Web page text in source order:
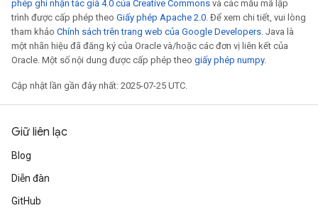
phép ghi nhận tác giả 4.0 của Creative Commons và các mẫu mã lập
trình được cấp phép theo Giấy phép Apache 2.0. Để xem chi tiết, vui lòng
tham khảo Chính sách trên trang web của Google Developers. Java là
một nhãn hiệu đã đăng ký của Oracle và/hoặc các đơn vị liên kết của
Oracle. Một số nội dung được cấp phép theo giấy phép numpy.
Cập nhật lần gần đây nhất: 2025-07-25 UTC.
Giữ liên lạc
Blog
Diễn đàn
GitHub